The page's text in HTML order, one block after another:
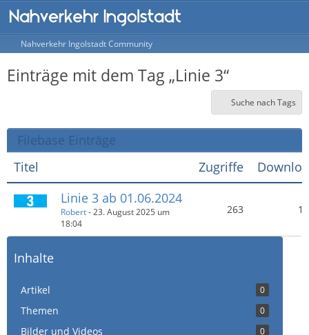
Nahverkehr Ingolstadt Community
Einträge mit dem Tag „Linie 3“
Suche nach Tags
Filebase Einträge
Titel
Zugriffe
Linie 3 ab 01.06.2024
Robert-23. August 2025 um
18:04
263
Inhalte
Artikel 0
Themen 0
Bilder und Videos 0